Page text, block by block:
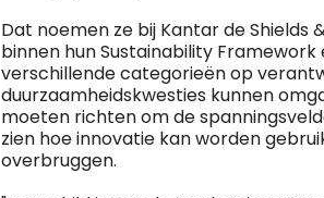
Dat noemen ze bij Kantar de Shields
binnen hun Sustainability
verschillende categorieën op
duurzaamheidskwesties kunnen
moeten richten om de
zien hoe innovatie kan worden
overbruggen.